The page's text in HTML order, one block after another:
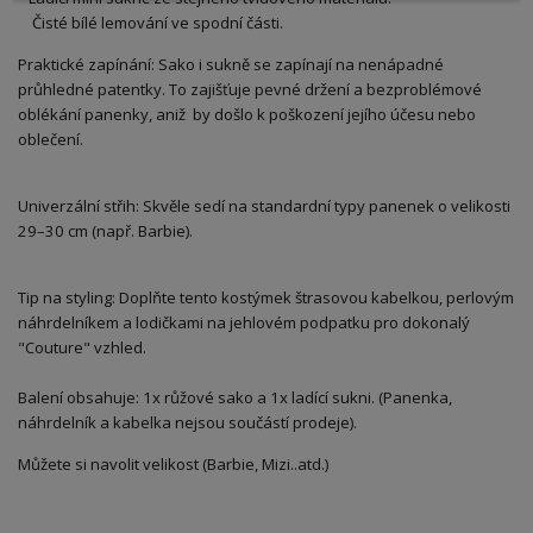
Čisté bílé lemování ve spodní části.
Praktické zapínání: Sako i sukně se zapínají na nenápadné
průhledné patentky. To zajišťuje pevné držení a bezproblémové
oblékání panenky, aniž by došlo k poškození jejího účesu nebo
oblečení.
Univerzální střih: Skvěle sedí na standardní typy panenek o velikosti
29–30 cm (např. Barbie).
Tip na styling: Doplňte tento kostýmek štrasovou kabelkou, perlovým
náhrdelníkem a lodičkami na jehlovém podpatku pro dokonalý
"Couture" vzhled.
Balení obsahuje: 1x růžové sako a 1x ladící sukni. (Panenka,
náhrdelník a kabelka nejsou součástí prodeje).
Můžete si navolit velikost (Barbie, Mizi..atd.)